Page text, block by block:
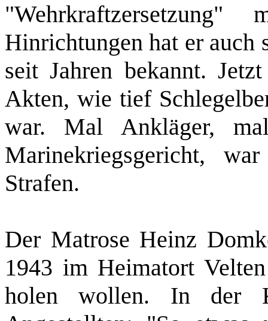
Hinrichtungen hat er auch
seit Jahren bekannt.
Akten, wie tief
war. Mal Ankläger,
Marinekriegsgericht,
Strafen.
Der Matrose Heinz
1943 im Heimatort
holen wollen. In der